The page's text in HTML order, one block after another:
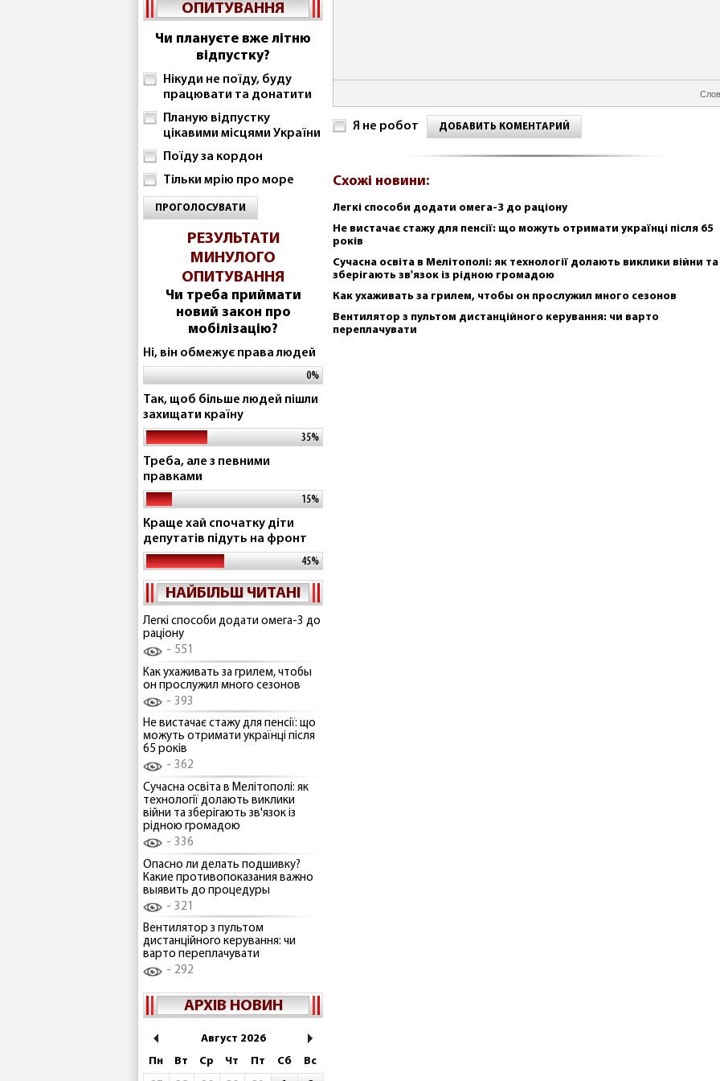
ОПИТУВАННЯ
Чи плануєте вже літню
відпустку?
Нікуди не поїду, буду
працювати та донатити
Планую відпустку
цікавими місцями України
Поїду за кордон
Тільки мрію про море
ПРОГОЛОСУВАТИ
РЕЗУЛЬТАТИ
МИНУЛОГО
ОПИТУВАННЯ
Чи треба приймати
новий закон про
мобілізацію?
Ні, він обмежує права людей
0%
Так, щоб більше людей пішли
захищати країну
35%
Треба, але з певними
правками
15%
Краще хай спочатку діти
депутатів підуть на фронт
45%
НАЙБІЛЬШ ЧИТАНІ
Легкі способи додати омега-3 до
раціону
551
Как ухаживать за грилем, чтобы
он прослужил много сезонов
393
Не вистачає стажу для пенсії: що
можуть отримати українці після
65 років
362
Сучасна освіта в Мелітополі: як
технології долають виклики
війни та зберігають зв'язок із
рідною громадою
336
Опасно ли делать подшивку?
Какие противопоказания важно
выявить до процедуры
321
Вентилятор з пультом
дистанційного керування: чи
варто переплачувати
292
АРХІВ НОВИН
Август 2026
Пн
Вт Ср Чт Пт Сб
Вс
Я не робот ДОБАВИТЬ КОМЕНТАРИЙ
Схожі новини:
Легкі способи додати омега-3 до раціону
Не вистачає стажу для пенсії: що можуть отримати українці після 65
років
Сучасна освіта в Мелітополі: як технології долають виклики війни та
зберігають зв'язок із рідною громадою
Как ухаживать за грилем, чтобы он прослужил много сезонов
Вентилятор з пультом дистанційного керування: чи варто
переплачувати